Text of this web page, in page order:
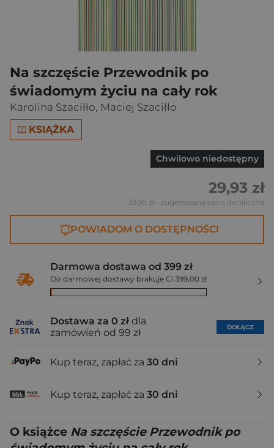
Na szczęście Przewodnik po
świadomym życiu na cały rok
Karolina Szaciłło, Maciej Szaciłło
KSIĄŻKA
Chwilowo niedostępny
29,93 zł
39,90 zł - sugerowana cena detaliczna
POWIADOM O DOSTĘPNOŚCI
Darmowa dostawa od 399 zł
Do darmowej dostawy brakuje Ci 399,00 zł
Dostawa za 0 zł dla
zamówień od 99 zł
DOŁĄCZ
Kup teraz, zapłać za 30 dni
Kup teraz, zapłać za 30 dni
O książce Na szczęście Przewodnik po